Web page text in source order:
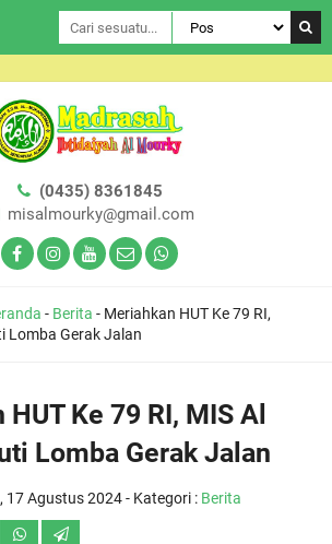
(0435) 8361845
misalmourky@gmail.com
- Berita - Meriahkan HUT Ke 79 RI,
Lomba Gerak Jalan
Ke 79 RI, MIS Al
Lomba Gerak Jalan
17 Agustus 2024- Kategori : Berita